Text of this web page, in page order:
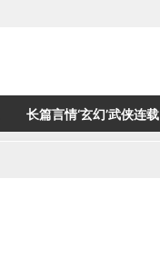
长篇言情‘玄幻’武侠连载